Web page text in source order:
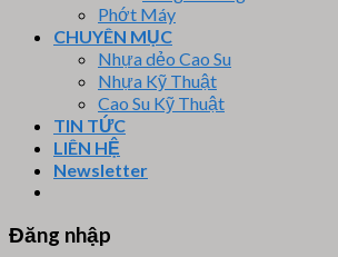
Phớt Máy
CHUYÊN MỤC
Nhựa dẻo Cao Su
Nhựa Kỹ Thuật
Cao Su Kỹ Thuật
TIN TỨC
LIÊN HỆ
Newsletter
Đăng nhập